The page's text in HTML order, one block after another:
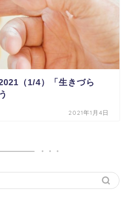
（1/4）「生きづら
2021年1月4日